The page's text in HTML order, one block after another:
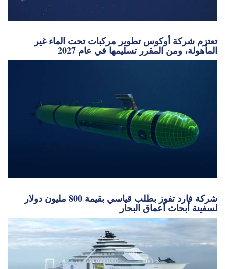
تعتزم شركة أوكوس تطوير مركبات تحت الماء غير
المأهولة، ومن المقرر تسليمها في عام 2027
شركة فارد تفوز بطلب قياسي بقيمة 800 مليون دولار
لسفينة أبحاث أعماق البحار